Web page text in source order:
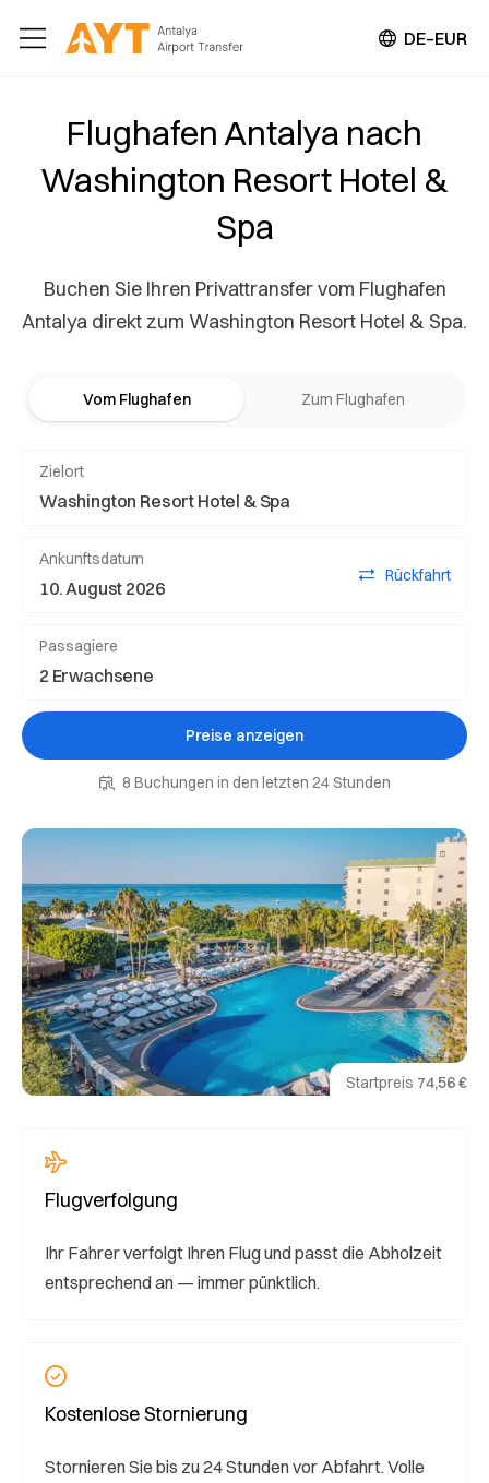
DE–EUR
Flughafen Antalya nach
Washington Resort Hotel &
Spa
Buchen Sie Ihren Privattransfer vom Flughafen
Antalya direkt zum Washington Resort Hotel & Spa.
Startpreis 74,56 €
Vom Flughafen Zum Flughafen
Zielort
Ankunftsdatum
Rückfahrt
Passagiere
Preise anzeigen
8 Buchungen in den letzten 24 Stunden
Flugverfolgung
Ihr Fahrer verfolgt Ihren Flug und passt die Abholzeit
entsprechend an — immer pünktlich.
Kostenlose Stornierung
Stornieren Sie bis zu 24 Stunden vor Abfahrt. Volle